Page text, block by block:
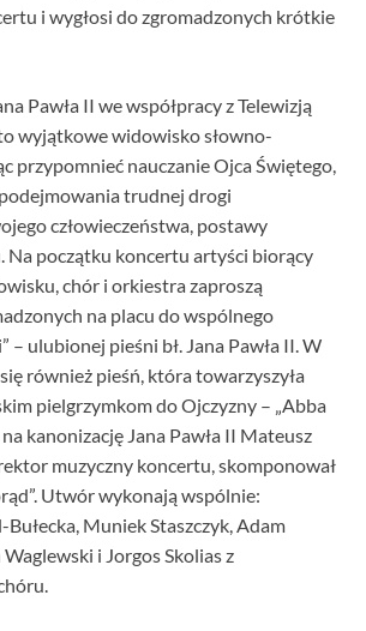
i wygłosi do zgromadzonych krótkie
Pawła II we współpracy z Telewizją
wyjątkowe widowisko słowno-
przypomnieć nauczanie Ojca Świętego,
trudnej drogi
człowieczeństwa, postawy
Na początku koncertu artyści biorący
chór i orkiestra zaproszą
na placu do wspólnego
– ulubionej pieśni bł. Jana Pawła II. W
również pieśń, która towarzyszyła
pielgrzymkom do Ojczyzny – „Abba
na kanonizację Jana Pawła II Mateusz
muzyczny koncertu, skomponował
Utwór wykonają wspólnie:
Muniek Staszczyk, Adam
i Jorgos Skolias z